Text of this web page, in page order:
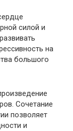
силой и
на
большого
Сочетание
позволяет
и